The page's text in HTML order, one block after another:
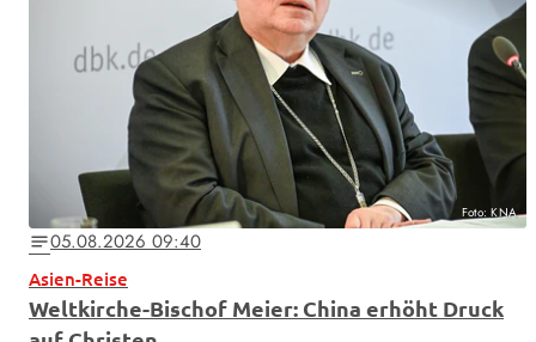
Foto: KNA
notes05.08.2026 09:40
Asien-Reise
Weltkirche-Bischof Meier: China erhöht Druck